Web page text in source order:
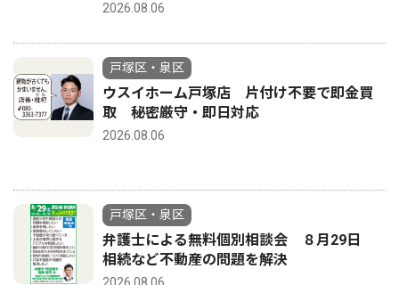
2026.08.06
戸塚区・泉区
ウスイホーム戸塚店 片付け不要で即金買
取 秘密厳守・即日対応
2026.08.06
戸塚区・泉区
弁護士による無料個別相談会 ８月29日
相続など不動産の問題を解決